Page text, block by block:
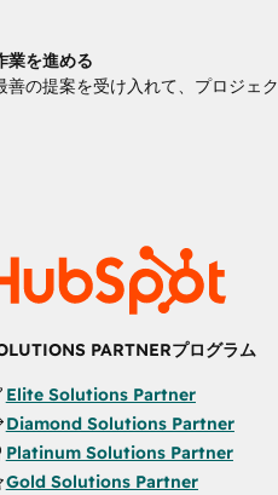
業を進める
善の提案を受け入れて、プロジェ
PARTNERプログラム
Elite Solutions Partner
Diamond Solutions Partner
Platinum Solutions Partner
Gold Solutions Partner